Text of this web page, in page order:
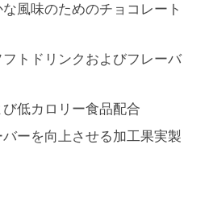
風味のためのチョコレート
トドリンクおよびフレーバ
低カロリー食品配合
ーを向上させる加工果実製